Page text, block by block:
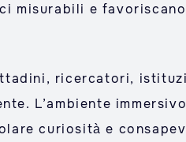
misurabili e
ricercatori,
L’ambiente
curiosità e